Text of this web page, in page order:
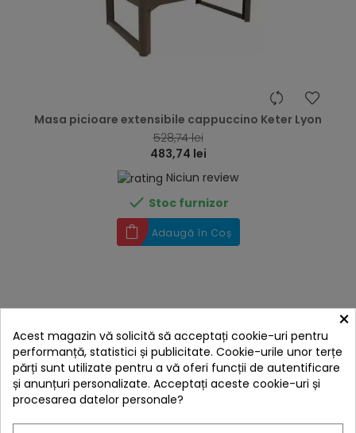
Masa picioare extensibile cappuccino Keter Lyon
528,74 lei
483,74 lei
Niciun review
 Stoc furnizor
Adaugă în Coș
×
Acest magazin vă solicită să acceptați cookie-uri pentru
performanță, statistici și publicitate. Cookie-urile unor terțe
părți sunt utilizate pentru a vă oferi funcții de autentificare
și anunțuri personalizate. Acceptați aceste cookie-uri și
procesarea datelor personale?